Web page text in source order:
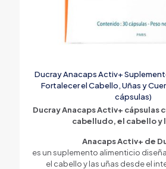
Ducray Anacaps Activ+
Fortalecer el Cabello, Uñas y
cápsulas)
Ducray Anacaps Activ+ cápsulas
cabelludo, el cabello y
Anacaps Activ+ de
es un suplemento alimenticio
el cabello y las uñas desde el